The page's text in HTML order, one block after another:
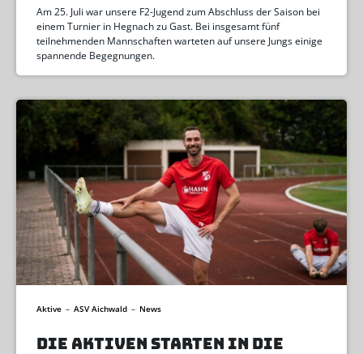
Am 25. Juli war unsere F2-Jugend zum Abschluss der Saison bei
einem Turnier in Hegnach zu Gast. Bei insgesamt fünf
teilnehmenden Mannschaften warteten auf unsere Jungs einige
spannende Begegnungen.
Aktive – ASV Aichwald – News
DIE AKTIVEN STARTEN IN DIE